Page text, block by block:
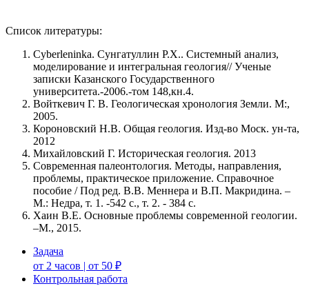
Список литературы:
Cyberleninka. Сунгатуллин Р.Х.. Системный анализ,
моделирование и интегральная геология// Ученые
записки Казанского Государственного
университета.-2006.-том 148,кн.4.
Войткевич Г. В. Геологическая хронология Земли. М:,
2005.
Короновский Н.В. Общая геология. Изд-во Моск. ун-та,
2012
Михайловский Г. Историческая геология. 2013
Современная палеонтология. Методы, направления,
проблемы, практическое приложение. Справочное
пособие / Под ред. В.В. Меннера и В.П. Макридина. –
М.: Недра, т. 1. -542 с., т. 2. - 384 с.
Хаин В.Е. Основные проблемы современной геологии.
–М., 2015.
Задача
от 2 часов | от 50 ₽
Контрольная работа